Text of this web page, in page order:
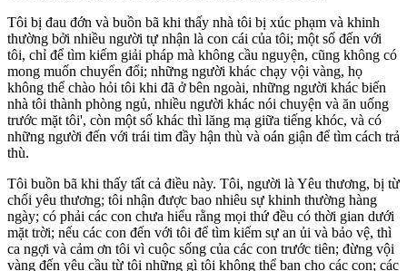
Tôi bị đau đớn và buồn bã khi thấy nhà tôi bị xúc phạm và khinh
thường bởi nhiều người tự nhận là con cái của tôi; một số đến với
tôi, chỉ để tìm kiếm giải pháp mà không cầu nguyện, cũng không có
mong muốn chuyển đổi; những người khác chạy vội vàng, họ
không thể chào hỏi tôi khi đã ở bên ngoài, những người khác biến
nhà tôi thành phòng ngủ, nhiều người khác nói chuyện và ăn uống
trước mặt tôi', còn một số khác thì lăng mạ giữa tiếng khóc, và có
những người đến với trái tim đầy hận thù và oán giận để tìm cách trả
thù.
Tôi buồn bã khi thấy tất cả điều này. Tôi, người là Yêu thương, bị từ
chối yêu thương; tôi nhận được bao nhiêu sự khinh thường hàng
ngày; có phải các con chưa hiểu rằng mọi thứ đều có thời gian dưới
mặt trời; nếu các con đến với tôi để tìm kiếm sự an ủi và bảo vệ, thì
ca ngợi và cảm ơn tôi vì cuộc sống của các con trước tiên; đừng vội
vàng đến yêu cầu từ tôi những gì tôi không thể ban cho các con; các